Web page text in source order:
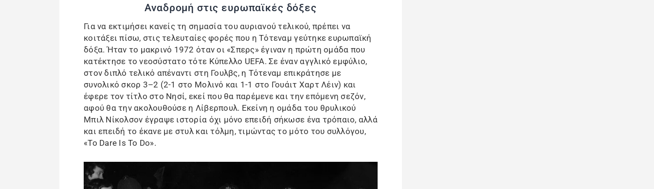
Αναδρομή στις ευρωπαϊκές δόξες
Για να εκτιμήσει κανείς τη σημασία του αυριανού τελικού, πρέπει να
κοιτάξει πίσω, στις τελευταίες φορές που η Τότεναμ γεύτηκε ευρωπαϊκή
δόξα. Ήταν το μακρινό 1972 όταν οι «Σπερς» έγιναν η πρώτη ομάδα που
κατέκτησε το νεοσύστατο τότε Κύπελλο UEFA. Σε έναν αγγλικό εμφύλιο,
στον διπλό τελικό απέναντι στη Γουλβς, η Τότεναμ επικράτησε με
συνολικό σκορ 3–2 (2-1 στο Μολινό και 1-1 στο Γουάιτ Χαρτ Λέιν) και
έφερε τον τίτλο στο Νησί, εκεί που θα παρέμενε και την επόμενη σεζόν,
αφού θα την ακολουθούσε η Λίβερπουλ. Εκείνη η ομάδα του θρυλικού
Μπιλ Νίκολσον έγραψε ιστορία όχι μόνο επειδή σήκωσε ένα τρόπαιο, αλλά
και επειδή το έκανε με στυλ και τόλμη, τιμώντας το μότο του συλλόγου,
«To Dare Is To Do».